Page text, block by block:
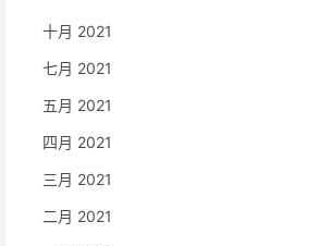
十月 2021
七月 2021
五月 2021
四月 2021
三月 2021
二月 2021